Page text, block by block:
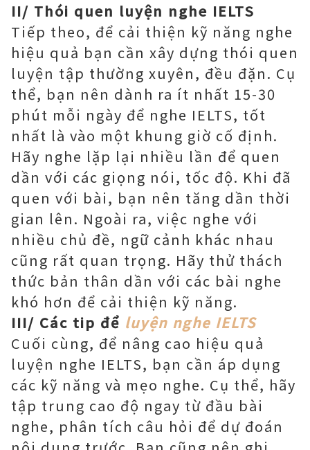
II/ Thói quen luyện nghe IELTS
Tiếp theo, để cải thiện kỹ năng nghe
hiệu quả bạn cần xây dựng thói quen
luyện tập thường xuyên, đều đặn. Cụ
thể, bạn nên dành ra ít nhất 15-30
phút mỗi ngày để nghe IELTS, tốt
nhất là vào một khung giờ cố định.
Hãy nghe lặp lại nhiều lần để quen
dần với các giọng nói, tốc độ. Khi đã
quen với bài, bạn nên tăng dần thời
gian lên. Ngoài ra, việc nghe với
nhiều chủ đề, ngữ cảnh khác nhau
cũng rất quan trọng. Hãy thử thách
thức bản thân dần với các bài nghe
khó hơn để cải thiện kỹ năng.
III/ Các tip để luyện nghe IELTS
Cuối cùng, để nâng cao hiệu quả
luyện nghe IELTS, bạn cần áp dụng
các kỹ năng và mẹo nghe. Cụ thể, hãy
tập trung cao độ ngay từ đầu bài
nghe, phân tích câu hỏi để dự đoán